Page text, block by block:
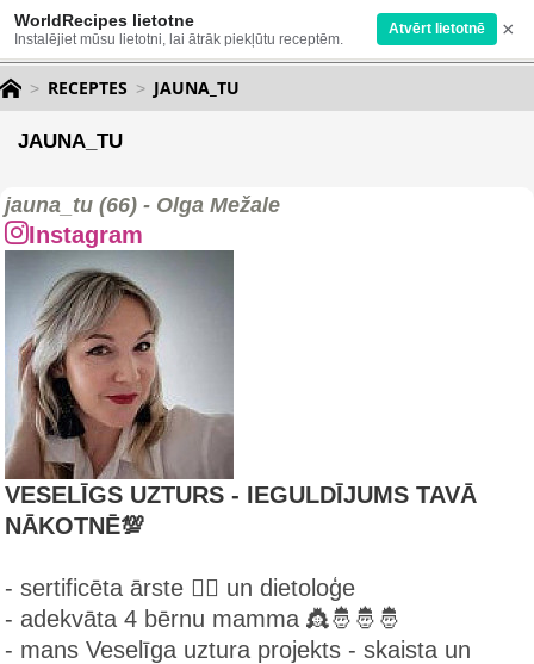
WorldRecipes lietotne
Instalējiet mūsu lietotni, lai ātrāk piekļūtu receptēm.
Atvērt lietotnē ×
RECEPTES JAUNA_TU
JAUNA_TU
jauna_tu (66) - Olga Mežale
Instagram
VESELĪGS UZTURS - IEGULDĪJUMS TAVĀ
NĀKOTNĒ💯
- sertificēta ārste 👩‍⚕️ un dietoloģe
- adekvāta 4 bērnu mamma 👸🤴🤴🤴
- mans Veselīga uztura projekts - skaista un